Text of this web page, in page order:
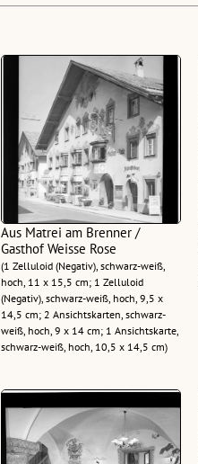
Aus Matrei am Brenner /
Gasthof Weisse Rose
(1 Zelluloid (Negativ), schwarz-weiß,
hoch, 11 x 15,5 cm; 1 Zelluloid
(Negativ), schwarz-weiß, hoch, 9,5 x
14,5 cm; 2 Ansichtskarten, schwarz-
weiß, hoch, 9 x 14 cm; 1 Ansichtskarte,
schwarz-weiß, hoch, 10,5 x 14,5 cm)